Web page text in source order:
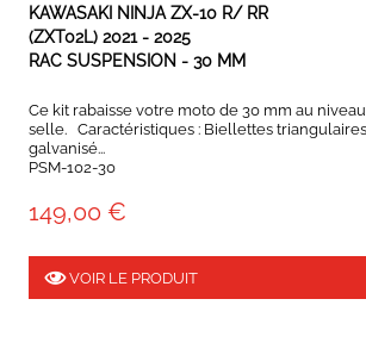
KAWASAKI NINJA ZX-10 R/ RR
(ZXT02L) 2021 - 2025
RAC SUSPENSION - 30 MM
Ce kit rabaisse votre moto de 30 mm au
selle. Caractéristiques : Biellettes
galvanisé...
PSM-102-30
149,00 €
VOIR LE PRODUIT